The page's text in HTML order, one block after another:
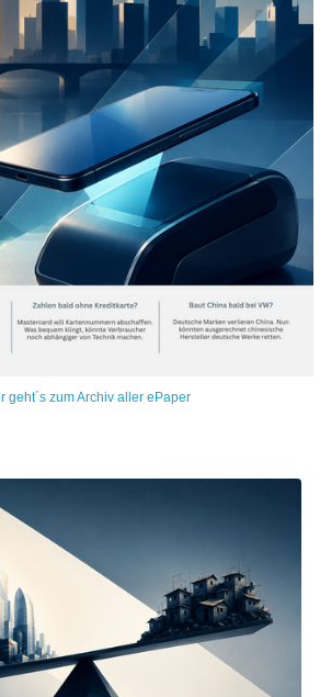
geht´s zum Archiv aller ePaper